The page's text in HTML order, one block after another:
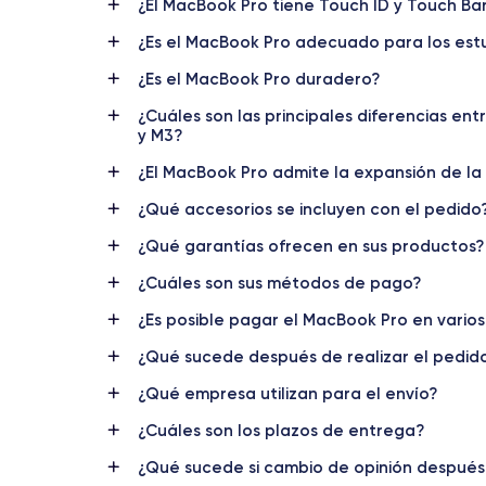
Ninguno
USB-C
Batería
Cámara frontal
Cámara FaceTime HD 720p
Tres micrófonos con calidad de estudio
Bluetooth 5.0
Touch ID
Tipo e idioma del teclado
¿El MacBook Pro tiene Touch ID y Touch
¿Es el MacBook Pro adecuado para los
¿Es el MacBook Pro duradero?
¿Cuáles son las principales diferencias
y M3?
¿El MacBook Pro admite la expansión de
¿Qué accesorios se incluyen con el
¿Qué garantías ofrecen en sus productos?
¿Cuáles son sus métodos de pago?
¿Es posible pagar el MacBook Pro en
¿Qué sucede después de realizar el
¿Qué empresa utilizan para el envío?
¿Cuáles son los plazos de entrega?
¿Qué sucede si cambio de opinión